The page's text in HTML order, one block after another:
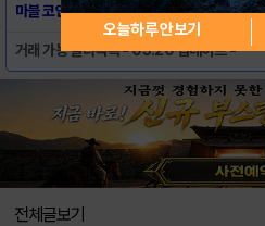
마블 코인 구매와 구매 오류시 환불 요청하는 ..
거래 가능 얼라목록 - 03.20 업데이트 -
전체글보기
오늘하루 안보기